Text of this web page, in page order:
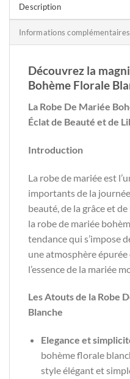
Description
Informations complémentaires
Découvrez la
Bohème Florale
La Robe De Mariée
Éclat de Beauté et de
Introduction
La robe de mariée est
importants de la
beauté, de la grâce et
la robe de mariée
tendance qui s’impose
une atmosphère
l’essence de la mariée
Les Atouts de la Robe
Blanche
Elegance et
bohème florale
style élégant et